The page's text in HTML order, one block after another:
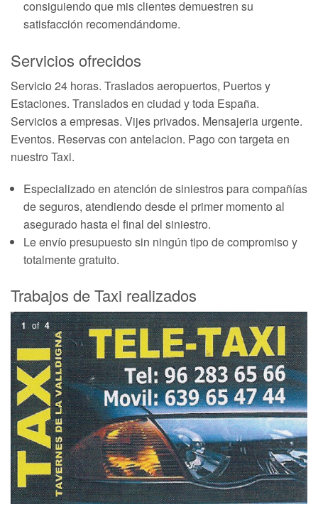
consiguiendo que mis clientes demuestren su
satisfacción recomendándome.
Servicios ofrecidos
Servicio 24 horas. Traslados aeropuertos, Puertos y
Estaciones. Translados en ciudad y toda España.
Servicios a empresas. Vijes privados. Mensajeria urgente.
Eventos. Reservas con antelacion. Pago con targeta en
nuestro Taxi.
Especializado en atención de siniestros para compañías
de seguros, atendiendo desde el primer momento al
asegurado hasta el final del siniestro.
Le envío presupuesto sin ningún tipo de compromiso y
totalmente gratuito.
Trabajos de Taxi realizados
1 of 4